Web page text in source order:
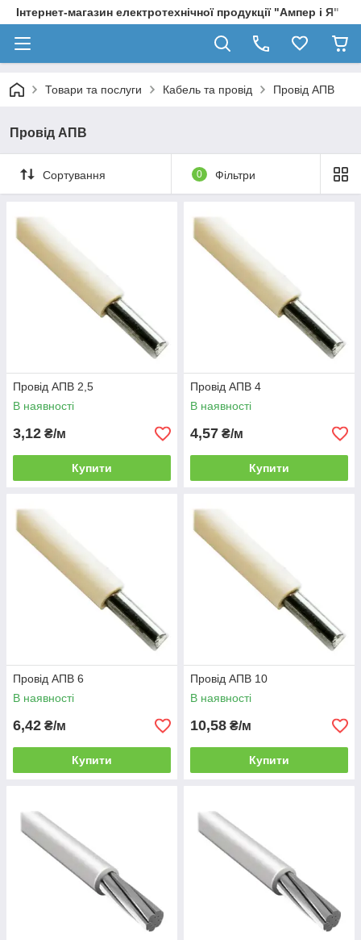
Інтернет-магазин електротехнічної продукції "Ампер і Я"
Товари та послуги Кабель та провід Провід АПВ
Провід АПВ
Сортування 0 Фільтри
Провід АПВ 2,5
В наявності
3,12 ₴/м
Купити
Провід АПВ 4
В наявності
4,57 ₴/м
Купити
Провід АПВ 6
В наявності
6,42 ₴/м
Купити
Провід АПВ 10
В наявності
10,58 ₴/м
Купити